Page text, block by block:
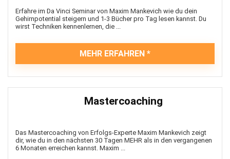
Erfahre im Da Vinci Seminar von Maxim Mankevich wie du dein
Gehirnpotential steigern und 1-3 Bücher pro Tag lesen kannst. Du
wirst Techniken kennenlernen, die ...
MEHR ERFAHREN
Mastercoaching
Das Mastercoaching von Erfolgs-Experte Maxim Mankevich zeigt
dir, wie du in den nächsten 30 Tagen MEHR als in den vergangenen
6 Monaten erreichen kannst. Maxim ...